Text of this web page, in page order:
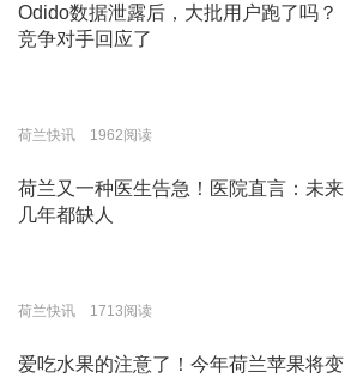
Odido数据泄露后，大批用户跑了吗？
竞争对手回应了
荷兰快讯 1962阅读
荷兰又一种医生告急！医院直言：未来
几年都缺人
荷兰快讯 1713阅读
爱吃水果的注意了！今年荷兰苹果将变